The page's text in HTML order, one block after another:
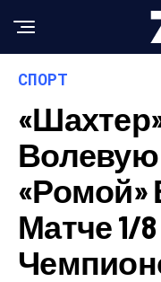
СПОРТ
«Ромой»
Матче 1/